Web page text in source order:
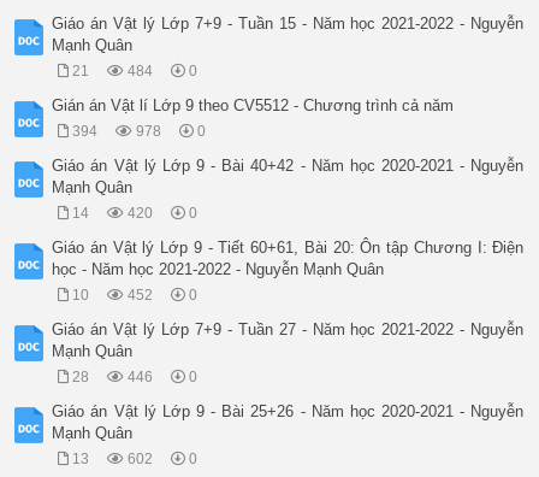
Giáo án Vật lý Lớp 7+9 - Tuần 15 - Năm học 2021-2022 - Nguyễn
Mạnh Quân
21 484 0
Gián án Vật lí Lớp 9 theo CV5512 - Chương trình cả năm
394 978 0
Giáo án Vật lý Lớp 9 - Bài 40+42 - Năm học 2020-2021 - Nguyễn
Mạnh Quân
14 420 0
Giáo án Vật lý Lớp 9 - Tiết 60+61, Bài 20: Ôn tập Chương I: Điện
học - Năm học 2021-2022 - Nguyễn Mạnh Quân
10 452 0
Giáo án Vật lý Lớp 7+9 - Tuần 27 - Năm học 2021-2022 - Nguyễn
Mạnh Quân
28 446 0
Giáo án Vật lý Lớp 9 - Bài 25+26 - Năm học 2020-2021 - Nguyễn
Mạnh Quân
13 602 0